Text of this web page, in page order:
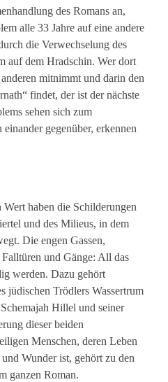
des Romans an,
alle 33 Jahre auf eine andere
die Verwechselung des
auf dem Hradschin. Wer dort
mitnimmt und darin den
findet, der ist der nächste
sehen sich zum
gegenüber, erkennen
haben die Schilderungen
und des Milieus, in dem
Die engen Gassen,
und Gänge: All das
werden. Dazu gehört
jüdischen Trödlers Wassertrum
Hillel und seiner
dieser beiden
Menschen, deren Leben
Wunder ist, gehört zu den
ganzen Roman.